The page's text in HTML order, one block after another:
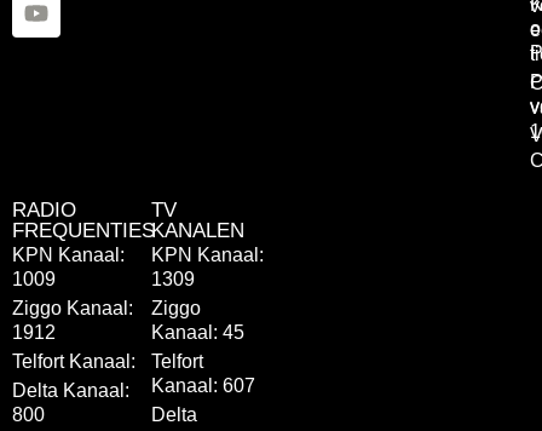
RADIO
FREQUENTIES
KPN Kanaal:
1009
Ziggo Kanaal:
1912
Telfort Kanaal:
Delta Kanaal:
800
TV
KANALEN
KPN Kanaal:
1309
Ziggo
Kanaal: 45
Telfort
Kanaal: 607
Delta